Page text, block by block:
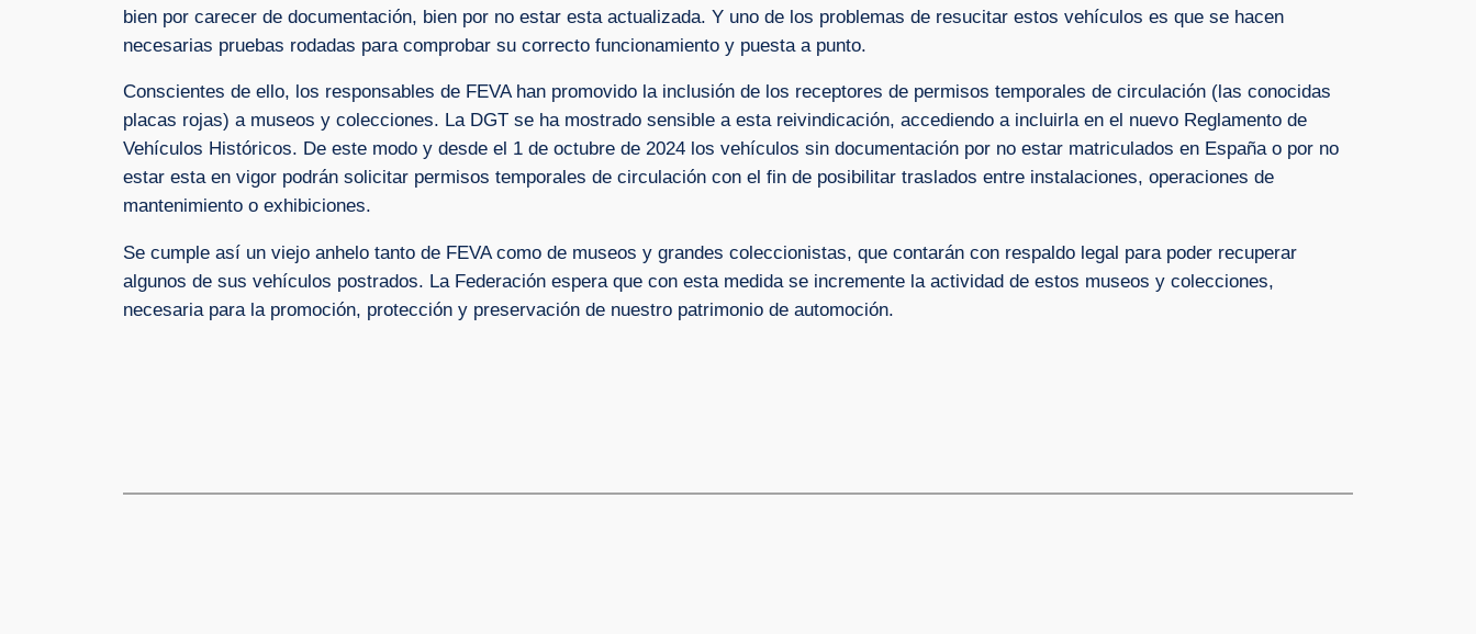
bien por carecer de documentación, bien por no estar esta actualizada. Y uno de los problemas de resucitar estos vehículos es que se hacen
necesarias pruebas rodadas para comprobar su correcto funcionamiento y puesta a punto.
Conscientes de ello, los responsables de FEVA han promovido la inclusión de los receptores de permisos temporales de circulación (las conocidas
placas rojas) a museos y colecciones. La DGT se ha mostrado sensible a esta reivindicación, accediendo a incluirla en el nuevo Reglamento de
Vehículos Históricos. De este modo y desde el 1 de octubre de 2024 los vehículos sin documentación por no estar matriculados en España o por no
estar esta en vigor podrán solicitar permisos temporales de circulación con el fin de posibilitar traslados entre instalaciones, operaciones de
mantenimiento o exhibiciones.
Se cumple así un viejo anhelo tanto de FEVA como de museos y grandes coleccionistas, que contarán con respaldo legal para poder recuperar
algunos de sus vehículos postrados. La Federación espera que con esta medida se incremente la actividad de estos museos y colecciones,
necesaria para la promoción, protección y preservación de nuestro patrimonio de automoción.